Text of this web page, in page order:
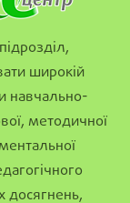
широкій
навчально-
методичної
досягнень,